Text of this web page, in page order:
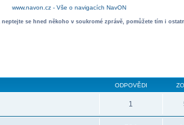
www.navon.cz - Vše o navigacích NavON
se hned někoho v soukromé zprávě, pomůžete tím i
ODPOVĚDI
1